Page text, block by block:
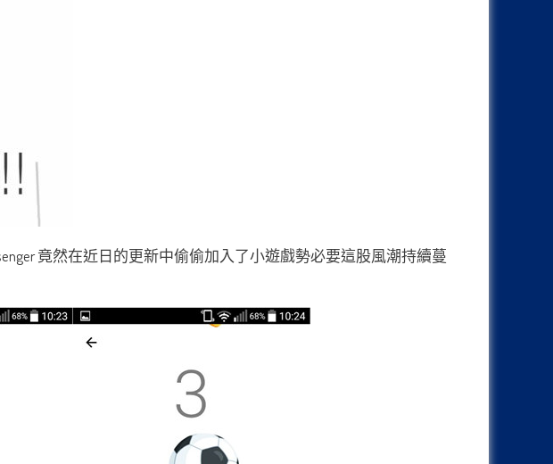
竟然在近日的更新中偷偷加入了小遊戲勢必要這股風潮持續蔓